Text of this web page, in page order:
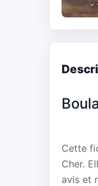
Cette
Cher.
avis et